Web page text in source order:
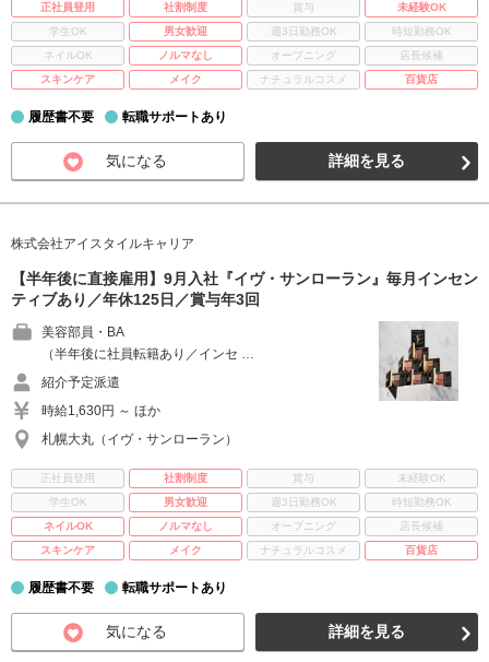
正社員登用 社割制度 賞与
未経験OK
学生OK
男女歓迎 週3日勤務OK
時短勤務OK
ネイルOK
ノルマなし オープニング
店長候補
スキンケア
メイク ナチュラルコスメ 百貨店
履歴書不要 転職サポートあり
気になる 詳細を見る
株式会社アイスタイルキャリア
【半年後に直接雇用】9月入社『イヴ・サンローラン』毎月インセン
ティブあり／年休125日／賞与年3回
美容部員・BA
（半年後に社員転籍あり／インセ …
紹介予定派遣
時給1,630円 ～ ほか
札幌大丸（イヴ・サンローラン）
正社員登用 社割制度 賞与
未経験OK
学生OK
男女歓迎 週3日勤務OK
時短勤務OK
ネイルOK
ノルマなし オープニング
店長候補
スキンケア
メイク ナチュラルコスメ 百貨店
履歴書不要 転職サポートあり
気になる 詳細を見る